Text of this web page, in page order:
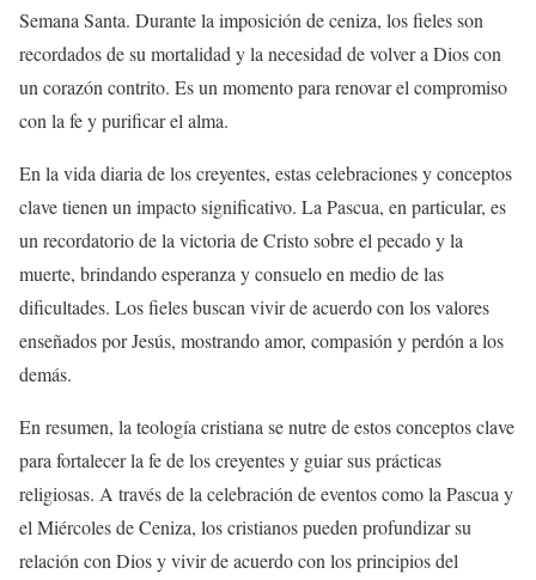
Semana Santa. Durante la imposición de ceniza, los fieles son
recordados de su mortalidad y la necesidad de volver a Dios con
un corazón contrito. Es un momento para renovar el compromiso
con la fe y purificar el alma.
En la vida diaria de los creyentes, estas celebraciones y conceptos
clave tienen un impacto significativo. La Pascua, en particular, es
un recordatorio de la victoria de Cristo sobre el pecado y la
muerte, brindando esperanza y consuelo en medio de las
dificultades. Los fieles buscan vivir de acuerdo con los valores
enseñados por Jesús, mostrando amor, compasión y perdón a los
demás.
En resumen, la teología cristiana se nutre de estos conceptos clave
para fortalecer la fe de los creyentes y guiar sus prácticas
religiosas. A través de la celebración de eventos como la Pascua y
el Miércoles de Ceniza, los cristianos pueden profundizar su
relación con Dios y vivir de acuerdo con los principios del